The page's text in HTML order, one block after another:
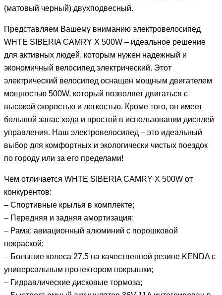
(матовый черный) двухподвесный.
Представляем Вашему вниманию электровелосипед
WHTE SIBERIA CAMRY X 500W – идеальное решение
для активных людей, которым нужен надежный и
экономичный велосипед электрический. Этот
электрический велосипед оснащен мощным двигателем
мощностью 500W, который позволяет двигаться с
высокой скоростью и легкостью. Кроме того, он имеет
большой запас хода и простой в использовании дисплей
управления. Наш электровелосипед – это идеальный
выбор для комфортных и экологически чистых поездок
по городу или за его пределами!
Чем отличается WHTE SIBERIA CAMRY X 500W от
конкурентов:
– Спортивные крылья в комплекте;
– Передняя и задняя амортизация;
– Рама: авиационный алюминий с порошковой
покраской;
– Большие колеса 27.5 на качественной резине KENDA с
универсальным протектором покрышки;
– Гидравлические дисковые тормоза;